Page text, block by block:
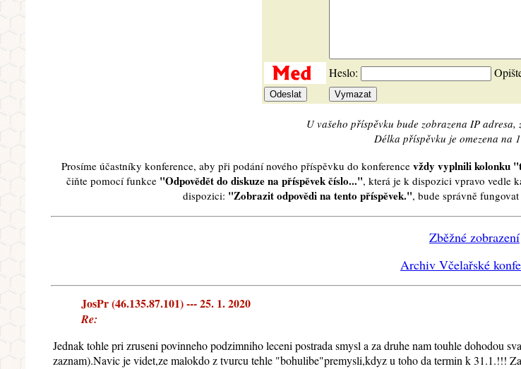
Heslo:
U vašeho příspěvku bude zobrazena IP adresa,
Délka příspěvku je omezena na
Prosíme účastníky konference, aby při podání nového příspěvku do konference vždy vyplnili kolonku
čiňte pomocí funkce "Odpovědět do diskuze na příspěvek číslo...", která je k dispozici vpravo vedle
dispozici: "Zobrazit odpovědi na tento příspěvek.", bude správně
Zběžné zobrazení
Archiv Včelařské
JosPr (46.135.87.101) --- 25. 1. 2020
Re:
Jednak tohle pri zruseni povinneho podzimniho leceni postrada smysl a za druhe nam touhle dohodou
zaznam).Navic je videt,ze malokdo z tvurcu tehle "bohulibe"premysli,kdyz u toho da termin k 31.1.!!!